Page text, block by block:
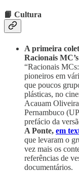
📙 Cultura
A primeira
Racionais MC’s
“Racionais
pioneiros em
que poucos
plásticas, no
Acauam
Pernambuco
prefácio da
A Ponte, em
que levaram o
vez mais os
referências de
documentários.